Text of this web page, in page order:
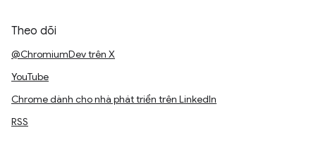
Theo dõi
@ChromiumDev trên X
YouTube
Chrome dành cho nhà phát triển trên LinkedIn
RSS